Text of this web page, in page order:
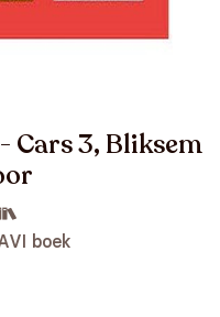
Cars 3, Bliksem
boek